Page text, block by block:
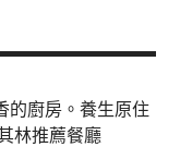
的廚房。養生原住
林推薦餐廳